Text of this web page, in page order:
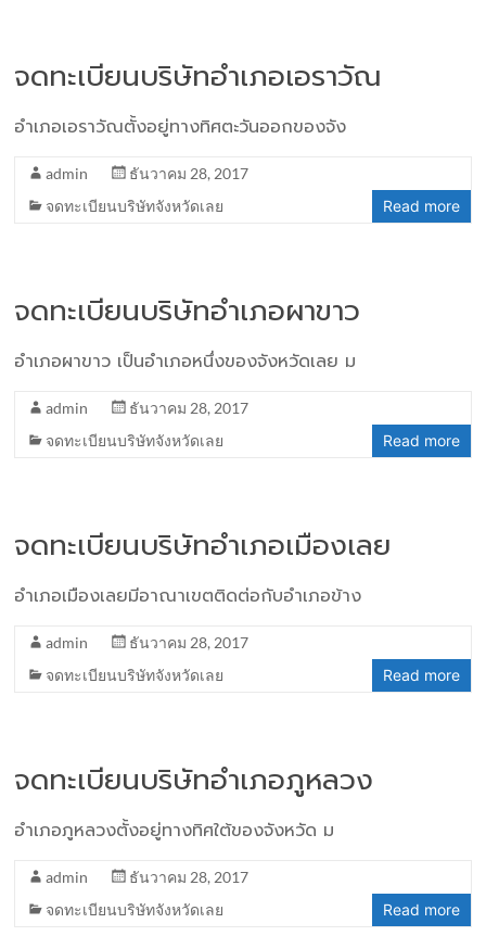
จดทะเบียนบริษัทอำเภอเอราวัณ
อำเภอเอราวัณตั้งอยู่ทางทิศตะวันออกของจัง
admin
ธันวาคม 28, 2017
จดทะเบียนบริษัทจังหวัดเลย
Read more
จดทะเบียนบริษัทอำเภอผาขาว
อำเภอผาขาว เป็นอำเภอหนึ่งของจังหวัดเลย ม
admin
ธันวาคม 28, 2017
จดทะเบียนบริษัทจังหวัดเลย
Read more
จดทะเบียนบริษัทอำเภอเมืองเลย
อำเภอเมืองเลยมีอาณาเขตติดต่อกับอำเภอข้าง
admin
ธันวาคม 28, 2017
จดทะเบียนบริษัทจังหวัดเลย
Read more
จดทะเบียนบริษัทอำเภอภูหลวง
อำเภอภูหลวงตั้งอยู่ทางทิศใต้ของจังหวัด ม
admin
ธันวาคม 28, 2017
จดทะเบียนบริษัทจังหวัดเลย
Read more